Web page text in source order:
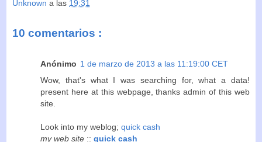
Unknown a las 19:31
10 comentarios :
Anónimo 1 de marzo de 2013 a las 11:19:00 CET
Wοw, that's what I was searching for, what a data!
present here at this webpage, thanks admin of this web
site.
Look into my weblog; quick cash
my web site :: quick cash